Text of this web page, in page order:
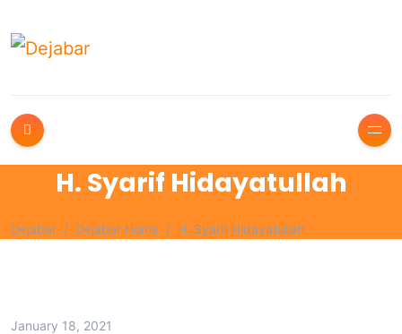
H. Syarif Hidayatullah
Dejabar Dejabar Home H. Syarif Hidayatullah
January 18, 2021